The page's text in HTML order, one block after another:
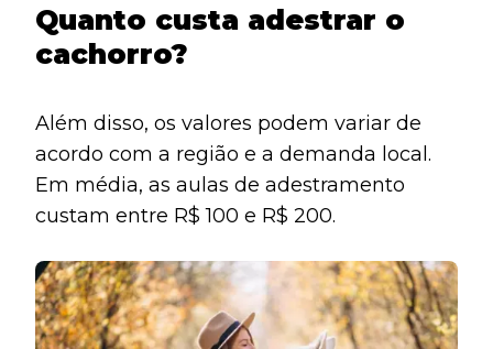
autocontrole e disciplina.
Quanto custa adestrar o
cachorro?
Além disso, os valores podem variar de
acordo com a região e a demanda local.
Em média, as aulas de adestramento
custam entre R$ 100 e R$ 200.